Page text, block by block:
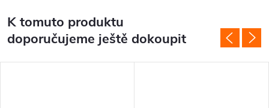
K tomuto produktu
doporučujeme ještě dokoupit